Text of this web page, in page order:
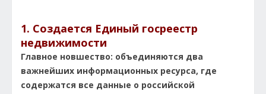
1. Создается Единый госреестр
недвижимости
Главное новшество: объединяются два
важнейших информационных ресурса, где
содержатся все данные о российской